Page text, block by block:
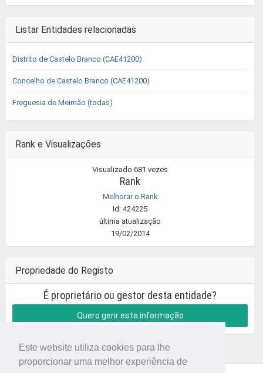
Este website utiliza cookies para lhe
proporcionar uma melhor experiência de
Listar Entidades relacionadas
Distrito de Castelo Branco (CAE41200)
Concelho de Castelo Branco (CAE41200)
Freguesia de Meimão (todas)
Rank e Visualizações
Visualizado 681 vezes
Rank
Melhorar o Rank
Id: 424225
última atualização
19/02/2014
Propriedade do Registo
É proprietário ou gestor desta entidade?
Quero gerir esta informação